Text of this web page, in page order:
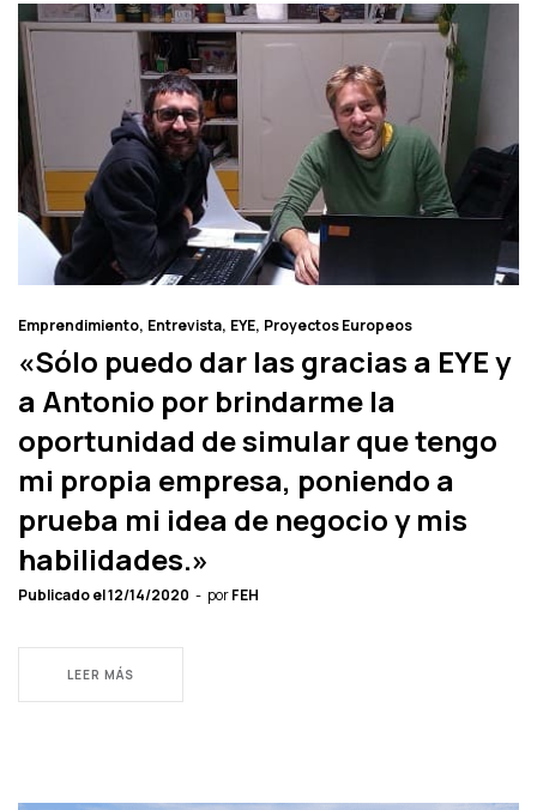
Emprendimiento Entrevista EYE Proyectos Europeos
«Sólo puedo dar las gracias a EYE y
a Antonio por brindarme la
oportunidad de simular que tengo
mi propia empresa, poniendo a
prueba mi idea de negocio y mis
habilidades.»
Publicado el12/14/2020 porFEH
LEER MÁS